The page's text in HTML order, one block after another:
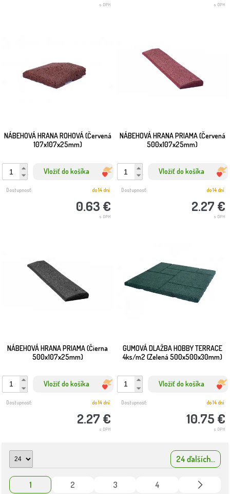
s DPH s DPH
NÁBEHOVÁ HRANA ROHOVÁ (Červená
107x107x25mm)
Vložiť do košíka
0.63 €
s DPH
Dostupnosť: do 14 dní
NÁBEHOVÁ HRANA PRIAMA (Červená
500x107x25mm)
Vložiť do košíka
2.27 €
s DPH
Dostupnosť: do 14 dní
NÁBEHOVÁ HRANA PRIAMA (Čierna
500x107x25mm)
Vložiť do košíka
2.27 €
s DPH
Dostupnosť: do 14 dní
GUMOVÁ DLAŽBA HOBBY TERRACE
4ks/m2 (Zelená 500x500x30mm)
Vložiť do košíka
10.75 €
s DPH
Dostupnosť: do 14 dní
24 ďalších...
1 2 3 4